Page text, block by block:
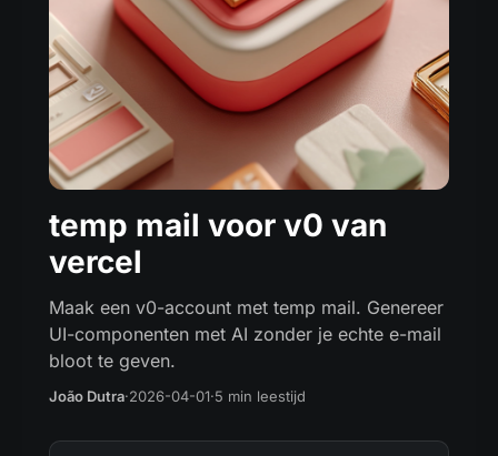
temp mail voor v0 van
vercel
Maak een v0-account met temp mail. Genereer
UI-componenten met AI zonder je echte e-mail
bloot te geven.
João Dutra·2026-04-01·5 min leestijd